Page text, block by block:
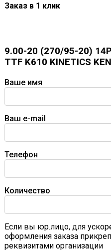
Заказ в 1 клик
9.00-20 (270/95-20)
TTF K610 KINETICS
Ваше имя
Ваш e-mail
Телефон
Количество
Если вы юр.лицо, для
оформления заказа
реквизитами организации